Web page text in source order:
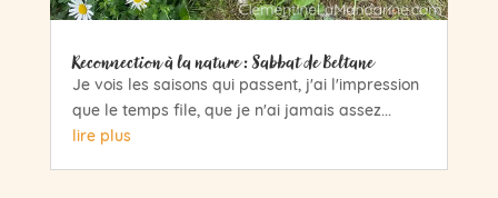
Reconnection à la nature : Sabbat de Beltane
Je vois les saisons qui passent, j'ai l'impression
que le temps file, que je n'ai jamais assez...
lire plus